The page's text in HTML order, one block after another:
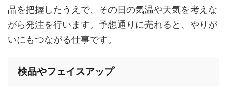
品を把握したうえで、その日の気温や天気を考えな
がら発注を行います。予想通りに売れると、やりが
いにもつながる仕事です。
検品やフェイスアップ